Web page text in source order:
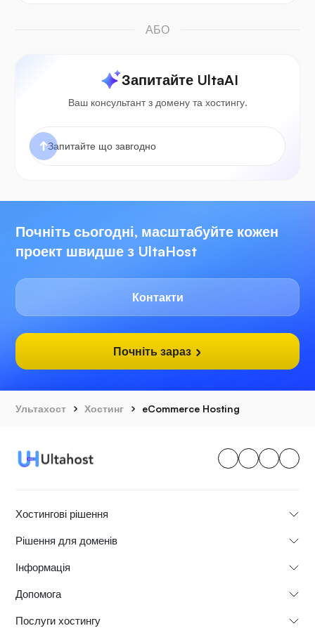
АБО
Запитайте UltaAI
Ваш консультант з домену та хостингу.
Почніть сьогодні, масштабуйте кожен
проект швидше з UltaHost
Контакти
Почніть зараз
Ультахост Хостинг eCommerce Hosting
Хостингові рішення
Рішення для доменів
Інформація
Допомога
Послуги хостингу